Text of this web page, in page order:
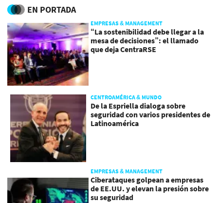
EN PORTADA
EMPRESAS & MANAGEMENT
“La sostenibilidad debe llegar a la
mesa de decisiones”: el llamado
que deja CentraRSE
CENTROAMÉRICA & MUNDO
De la Espriella dialoga sobre
seguridad con varios presidentes de
Latinoamérica
EMPRESAS & MANAGEMENT
Ciberataques golpean a empresas
de EE.UU. y elevan la presión sobre
su seguridad